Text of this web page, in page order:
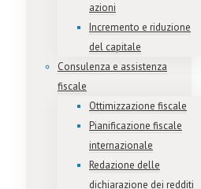
azioni
Incremento e riduzione
del capitale
Consulenza e assistenza
fiscale
Ottimizzazione fiscale
Pianificazione fiscale
internazionale
Redazione delle
dichiarazione dei redditi